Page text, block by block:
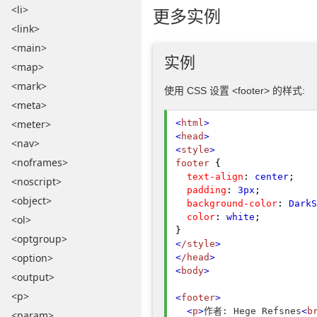
<li>
<link>
<main>
<map>
<mark>
<meta>
<meter>
<nav>
<noframes>
<noscript>
<object>
<ol>
<optgroup>
<option>
<output>
<p>
更多实例
实例
使用 CSS 设置 <footer> 的样式:
<html>
<head>
<style>
footer {
text-align : center ;
padding : 3px ;
background-color :
color : white ;
}
</style>
</head>
<body>
<footer>
<p>作者: Hege Refsnes<